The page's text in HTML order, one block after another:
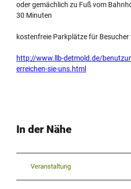
oder gemächlich zu Fuß vom
30 Minuten
kostenfreie Parkplätze für
http://www.llb-detmold.de/
erreichen-sie-uns.html
In der Nähe
Veranstaltung